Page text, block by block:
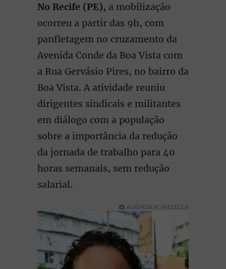
No Recife (PE), a mobilização
ocorreu a partir das 9h, com
panfletagem no cruzamento da
Avenida Conde da Boa Vista com
a Rua Gervásio Pires, no bairro da
Boa Vista. A atividade reuniu
dirigentes sindicais e militantes
em diálogo com a população
sobre a importância da redução
da jornada de trabalho para 40
horas semanais, sem redução
salarial.
AGÊNCIA JC MAZELLA